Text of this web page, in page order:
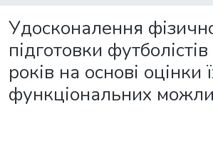
Удосконалення
підготовки
років на основі оцінки
функціональних